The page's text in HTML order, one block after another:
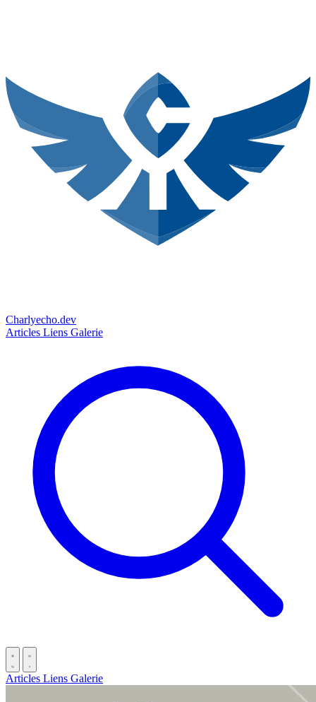
Charlyecho.dev
Articles Liens Galerie
Articles Liens Galerie